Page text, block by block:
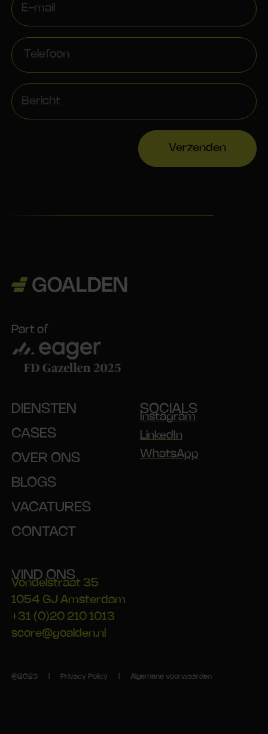
Verzenden
Part of
DIENSTEN
CASES
OVER ONS
BLOGS
VACATURES
CONTACT
SOCIALS
Instagram
LinkedIn
WhatsApp
VIND ONS
Vondelstraat 35
1054 GJ Amsterdam
+31 (0)20 210 1013
score@goalden.nl
@2023 | Privacy Policy |Algemene voorwaarden